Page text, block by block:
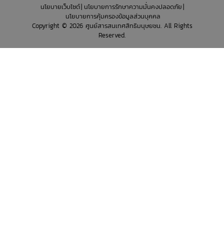
นโยบายเว็บไซต์ นโยบายการรักษาความมั่นคงปลอดภัย
นโยบายการคุ้มครองข้อมูลส่วนบุคคล
Copyright © 2026 ศูนย์สารสนเทศสิทธิมนุษยชน. All Rights
Reserved.